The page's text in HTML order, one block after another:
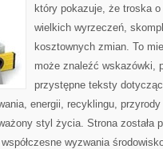
który pokazuje, że troska
wielkich wyrzeczeń,
kosztownych zmian. To
może znaleźć wskazówki,
przystępne teksty
energii, recyklingu,
styl życia. Strona została
wyzwania